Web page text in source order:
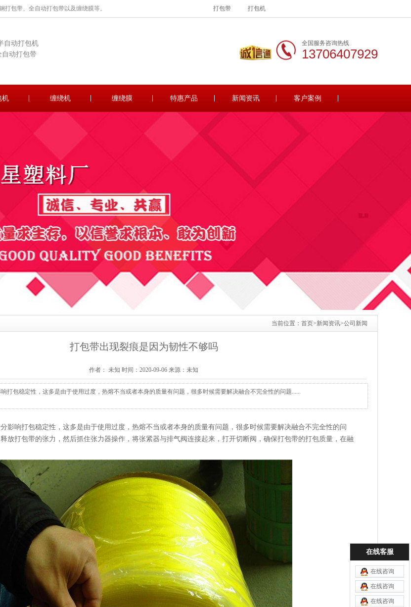
包带、全自动打包带以及缠绕膜等。 打包带 打包机
自动打包机
动打包带
全国服务咨询热线
13706407929
机 缠绕机 缠绕膜 特惠产品 新闻资讯 客户案例
当前位置： 首页>新闻资讯>公司新闻
打包带出现裂痕是因为韧性不够吗
作者： 未知 时间：2020-09-06 来源：未知
打包稳定性，这多是由于使用过度，热熔不当或者本身的质量有问题，很多时候需要解决融合不完全性的问题......
影响打包稳定性，这多是由于使用过度，热熔不当或者本身的质量有问题，很多时候需要解决融合不完全性的问
放打包带的张力，然后抓住张力器操作，将张紧器与排气阀连接起来，打开切断阀，确保打包带的打包质量，在融
在线客服
在线咨询
在线咨询
在线咨询